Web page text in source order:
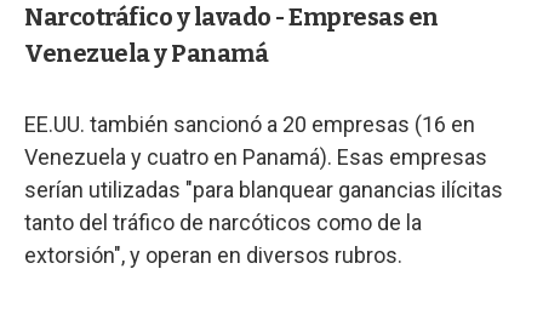
Narcotráfico y lavado - Empresas en
Venezuela y Panamá
EE.UU. también sancionó a 20 empresas (16 en
Venezuela y cuatro en Panamá). Esas empresas
serían utilizadas "para blanquear ganancias ilícitas
tanto del tráfico de narcóticos como de la
extorsión", y operan en diversos rubros.